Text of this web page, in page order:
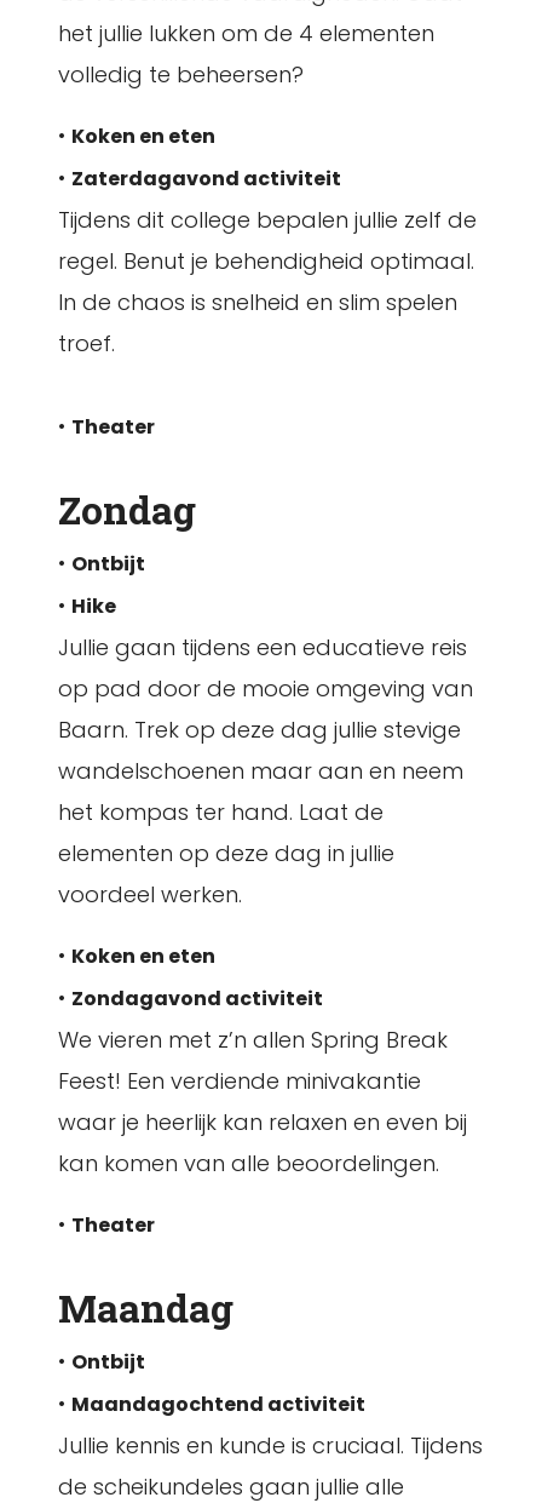
het jullie lukken om de 4 elementen
volledig te beheersen?
• Koken en eten
• Zaterdagavond activiteit
Tijdens dit college bepalen jullie zelf de
regel. Benut je behendigheid optimaal.
In de chaos is snelheid en slim spelen
troef.
• Theater
Zondag
• Ontbijt
• Hike
Jullie gaan tijdens een educatieve reis
op pad door de mooie omgeving van
Baarn. Trek op deze dag jullie stevige
wandelschoenen maar aan en neem
het kompas ter hand. Laat de
elementen op deze dag in jullie
voordeel werken.
• Koken en eten
• Zondagavond activiteit
We vieren met z’n allen Spring Break
Feest! Een verdiende minivakantie
waar je heerlijk kan relaxen en even bij
kan komen van alle beoordelingen.
• Theater
Maandag
• Ontbijt
• Maandagochtend activiteit
Jullie kennis en kunde is cruciaal. Tijdens
de scheikundeles gaan jullie alle